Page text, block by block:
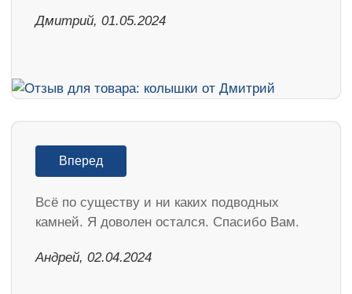
Дмитрий, 01.05.2024
Вперед
Всё по существу и ни каких подводных
камней. Я доволен остался. Спасибо Вам.
Андрей, 02.04.2024